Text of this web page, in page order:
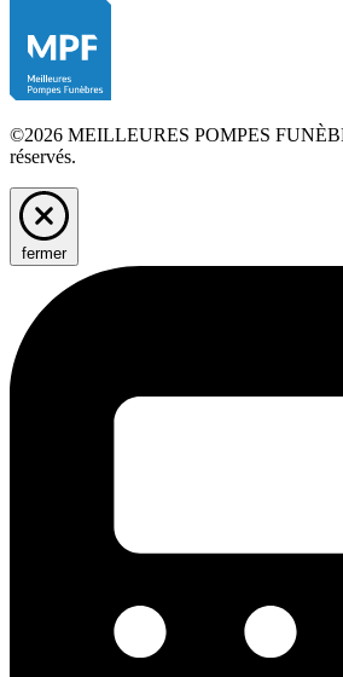
©2026 MEILLEURES POMPES
réservés.
fermer